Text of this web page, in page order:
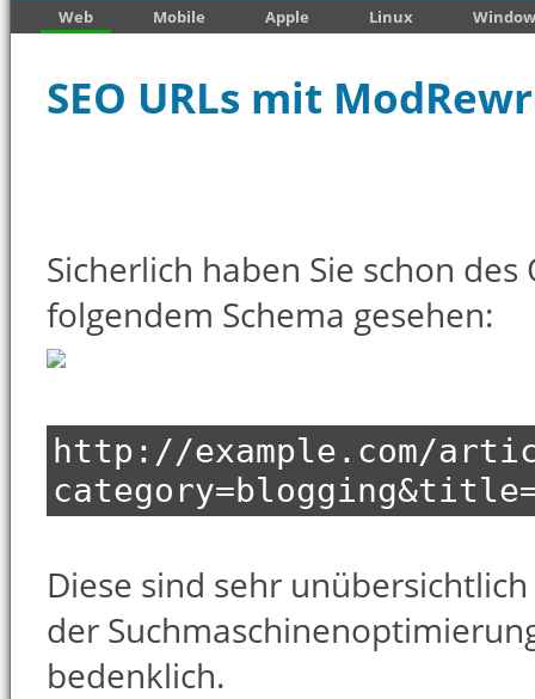
Web Mobile Apple Linux
SEO URLs mit
Sicherlich haben Sie schon des
folgendem Schema gesehen:
http://example.com/
Diese sind sehr
der
bedenklich.